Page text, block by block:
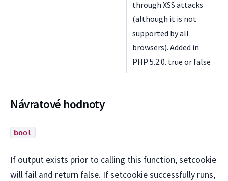
through XSS attacks
(although it is not
supported by all
browsers). Added in
PHP 5.2.0. true or false
Návratové hodnoty
bool
If output exists prior to calling this function, setcookie
will fail and return false. If setcookie successfully runs,